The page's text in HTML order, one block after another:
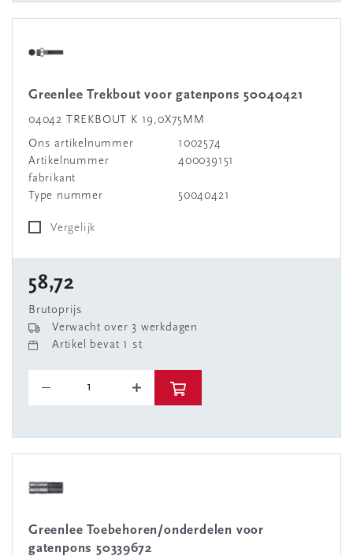
Greenlee Trekbout voor gatenpons 50040421
04042 TREKBOUT K 19,0X75MM
Ons artikelnummer
1002574
Artikelnummer
fabrikant
400039151
Type nummer 50040421
Vergelijk
58,72
Brutoprijs
Verwacht over 3 werkdagen
Artikel bevat 1 st
Greenlee Toebehoren/onderdelen voor
gatenpons 50339672